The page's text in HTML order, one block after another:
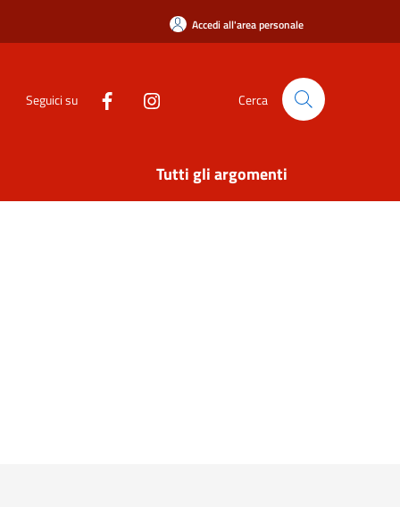
Accedi all'area personale
Seguici su Cerca
Tutti gli argomenti